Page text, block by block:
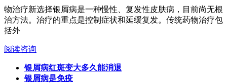
物治疗新选择银屑病是一种慢性、复发性皮肤病，目前尚无根
治方法。治疗的重点是控制症状和延缓复发。传统药物治疗包
括外
阅读咨询
银屑病红斑变大多久能消退
银屑病是免疫